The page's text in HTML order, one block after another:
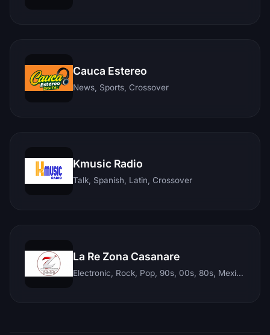
Cauca Estereo
News, Sports, Crossover
Kmusic Radio
Talk, Spanish, Latin, Crossover
La Re Zona Casanare
Electronic, Rock, Pop, 90s, 00s, 80s, Mexican, Ranchera, Reggaeton, Instrumental, Salsa, Merengue, Tropical, Romantic, Vallenato, Llanera